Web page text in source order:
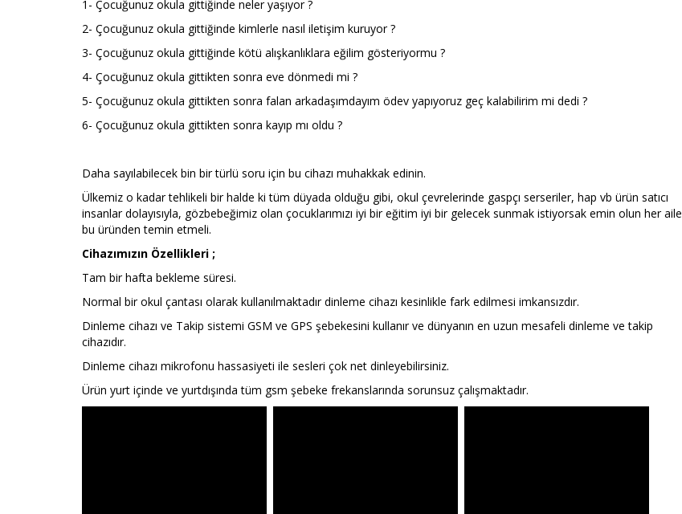
1- Çocuğunuz okula gittiğinde neler yaşıyor ?
2- Çocuğunuz okula gittiğinde kimlerle nasıl iletişim kuruyor ?
3- Çocuğunuz okula gittiğinde kötü alışkanlıklara eğilim gösteriyormu ?
4- Çocuğunuz okula gittikten sonra eve dönmedi mi ?
5- Çocuğunuz okula gittikten sonra falan arkadaşımdayım ödev yapıyoruz geç kalabilirim mi dedi ?
6- Çocuğunuz okula gittikten sonra kayıp mı oldu ?
Daha sayılabilecek bin bir türlü soru için bu cihazı muhakkak edinin.
Ülkemiz o kadar tehlikeli bir halde ki tüm düyada olduğu gibi, okul çevrelerinde gaspçı serseriler, hap vb ürün satıcı
insanlar dolayısıyla, gözbebeğimiz olan çocuklarımızı iyi bir eğitim iyi bir gelecek sunmak istiyorsak emin olun her aile
bu üründen temin etmeli.
Cihazımızın Özellikleri ;
Tam bir hafta bekleme süresi.
Normal bir okul çantası olarak kullanılmaktadır dinleme cihazı kesinlikle fark edilmesi imkansızdır.
Dinleme cihazı ve Takip sistemi GSM ve GPS şebekesini kullanır ve dünyanın en uzun mesafeli dinleme ve takip
cihazıdır.
Dinleme cihazı mikrofonu hassasiyeti ile sesleri çok net dinleyebilirsiniz.
Ürün yurt içinde ve yurtdışında tüm gsm şebeke frekanslarında sorunsuz çalışmaktadır.